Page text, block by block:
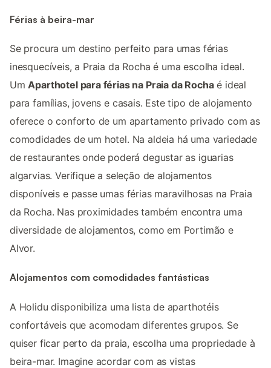
Férias à beira-mar
Se procura um destino perfeito para umas férias
inesquecíveis, a Praia da Rocha é uma escolha ideal.
UmAparthotel para férias na Praia da Rochaé ideal
para famílias, jovens e casais. Este tipo de alojamento
oferece o conforto de um apartamento privado com as
comodidades de um hotel. Na aldeia há uma variedade
de restaurantes onde poderá degustar as iguarias
algarvias. Verifique a seleção de alojamentos
disponíveis e passe umas férias maravilhosas na Praia
da Rocha. Nas proximidades também encontra uma
diversidade de alojamentos, como em Portimão e
Alvor.
Alojamentos com comodidades fantásticas
A Holidu disponibiliza uma lista de aparthotéis
confortáveis que acomodam diferentes grupos. Se
quiser ficar perto da praia, escolha uma propriedade à
beira-mar. Imagine acordar com as vistas